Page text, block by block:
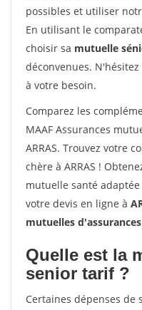
possibles et utiliser
En utilisant le
choisir sa mutuelle
déconvenues.
à votre besoin.
Comparez les
MAAF Assurances
ARRAS. Trouvez votre
chère à ARRAS !
mutuelle santé adaptée
votre devis en ligne à
mutuelles d'assurances
Quelle est la
senior tarif ?
Certaines dépenses de